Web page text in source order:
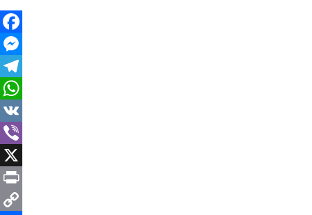
Facebook
Messenger
Telegram
WhatsApp
VK
Viber
X
Print